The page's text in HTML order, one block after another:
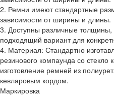
2. Ремни имеют стандартные
зависимости от ширины и длины.
3. Доступны различные толщины,
подходящий вариант для
4. Материал: Стандартно
резинового компаунда со
изготовление ремней из
кевларовым кордом.
Маркировка